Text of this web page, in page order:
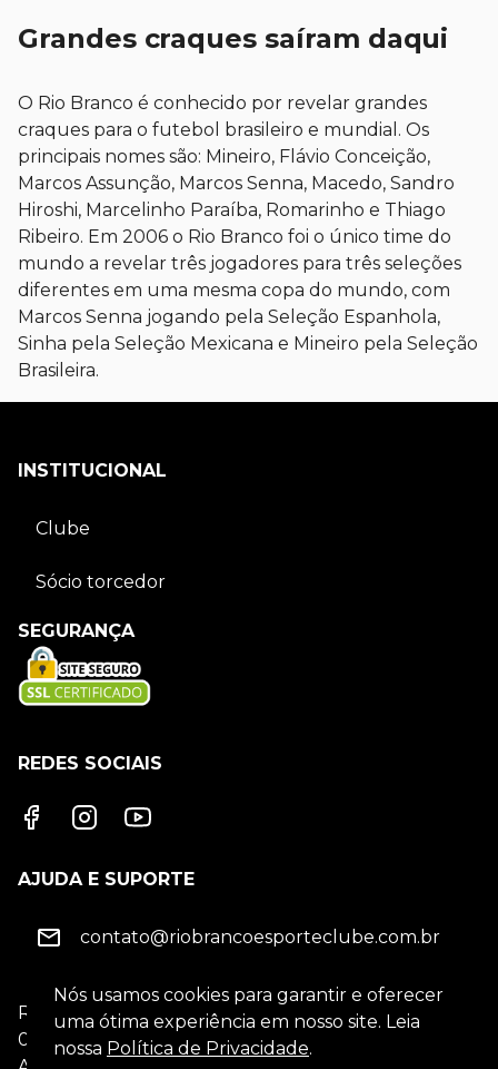
Grandes craques saíram daqui
O Rio Branco é conhecido por revelar grandes
craques para o futebol brasileiro e mundial. Os
principais nomes são: Mineiro, Flávio Conceição,
Marcos Assunção, Marcos Senna, Macedo, Sandro
Hiroshi, Marcelinho Paraíba, Romarinho e Thiago
Ribeiro. Em 2006 o Rio Branco foi o único time do
mundo a revelar três jogadores para três seleções
diferentes em uma mesma copa do mundo, com
Marcos Senna jogando pela Seleção Espanhola,
Sinha pela Seleção Mexicana e Mineiro pela Seleção
Brasileira.
INSTITUCIONAL
Clube
Sócio torcedor
SEGURANÇA
REDES SOCIAIS
AJUDA E SUPORTE
contato@riobrancoesporteclube.com.br
Rio Branco Esporte Clube- CNPJ 43.264.563/0001-
08
Nós usamos cookies para garantir e oferecer
uma ótima experiência em nosso site. Leia
nossa Política de Privacidade.